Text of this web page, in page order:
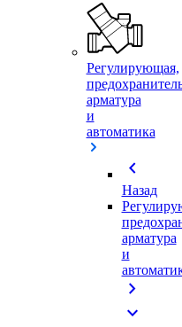
Регулирующая,
арматура
и
автоматика
chevron_left
Назад
арматура
и
chevron_right
expand_more